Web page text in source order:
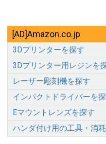
[AD]Amazon.co.jp
3Dプリンターを探す
3Dプリンター用レジンを
レーザー彫刻機を探す
インパクトドライバーを
Eマウントレンズを探す
ハンダ付け用の工具・消